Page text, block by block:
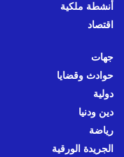
أنشطة ملكية
اقتصاد
جهات
حوادث وقضايا
دولية
دين ودنيا
رياضة
الجريدة الورقية